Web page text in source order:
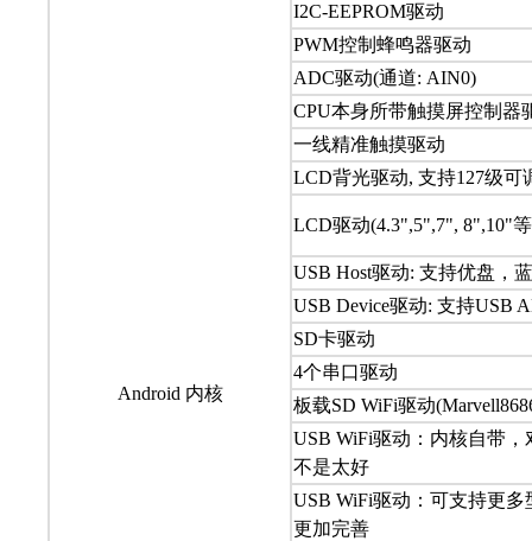
Android 内核
I2C-EEPROM驱动
PWM控制蜂鸣器驱动
ADC驱动(通道: AIN0)
CPU本身所带触摸屏控制器
一线精准触摸驱动
LCD背光驱动, 支持127级可
LCD驱动(4.3",5",7", 8",10"
USB Host驱动: 支持优盘，
USB Device驱动: 支持USB
SD卡驱动
4个串口驱动
板载SD WiFi驱动
USB WiFi驱动：内核自带
不是太好
USB WiFi驱动：可支持更
更加完善